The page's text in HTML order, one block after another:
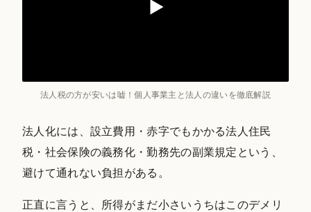
法人税の方が安いは嘘！個人事業主と法人の違いを徹底解説
法人化には、設立費用・赤字でもかかる法人住民
税・社会保険の義務化・勤務先の副業規定という、
避けて通れない負担がある。
正直に言うと、所得がまだ小さいうちはこのデメリ